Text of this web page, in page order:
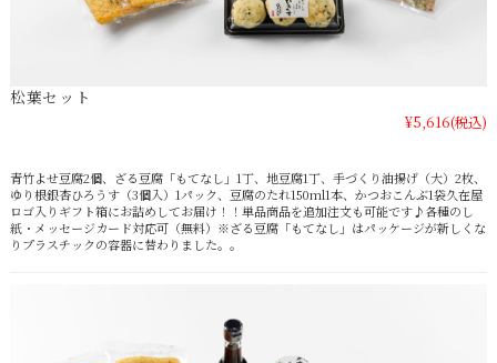
松葉セット
¥5,616(税込)
青竹よせ豆腐2個、ざる豆腐「もてなし」1丁、地豆腐1丁、手づくり油揚げ（大）2枚、
ゆり根銀杏ひろうす（3個入）1パック、豆腐のたれ150ml1本、かつおこんぶ1袋久在屋
ロゴ入りギフト箱にお詰めしてお届け！！単品商品を追加注文も可能です♪各種のし
紙・メッセージカード対応可（無料）※ざる豆腐「もてなし」はパッケージが新しくな
りプラスチックの容器に替わりました。。